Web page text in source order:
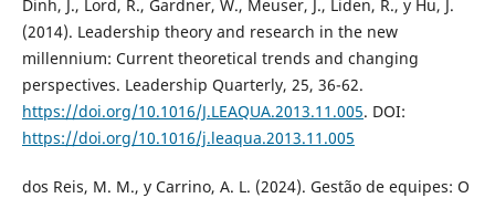
Dinh, J., Lord, R., Gardner, W., Meuser, J., Liden, R., y Hu, J.
(2014). Leadership theory and research in the new
millennium: Current theoretical trends and changing
perspectives. Leadership Quarterly, 25, 36-62.
https://doi.org/10.1016/J.LEAQUA.2013.11.005. DOI:
https://doi.org/10.1016/j.leaqua.2013.11.005
dos Reis, M. M., y Carrino, A. L. (2024). Gestão de equipes: O